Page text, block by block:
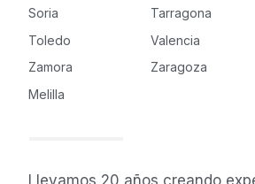
Soria Tarragona
Toledo
Valencia
Zamora
Zaragoza
Melilla